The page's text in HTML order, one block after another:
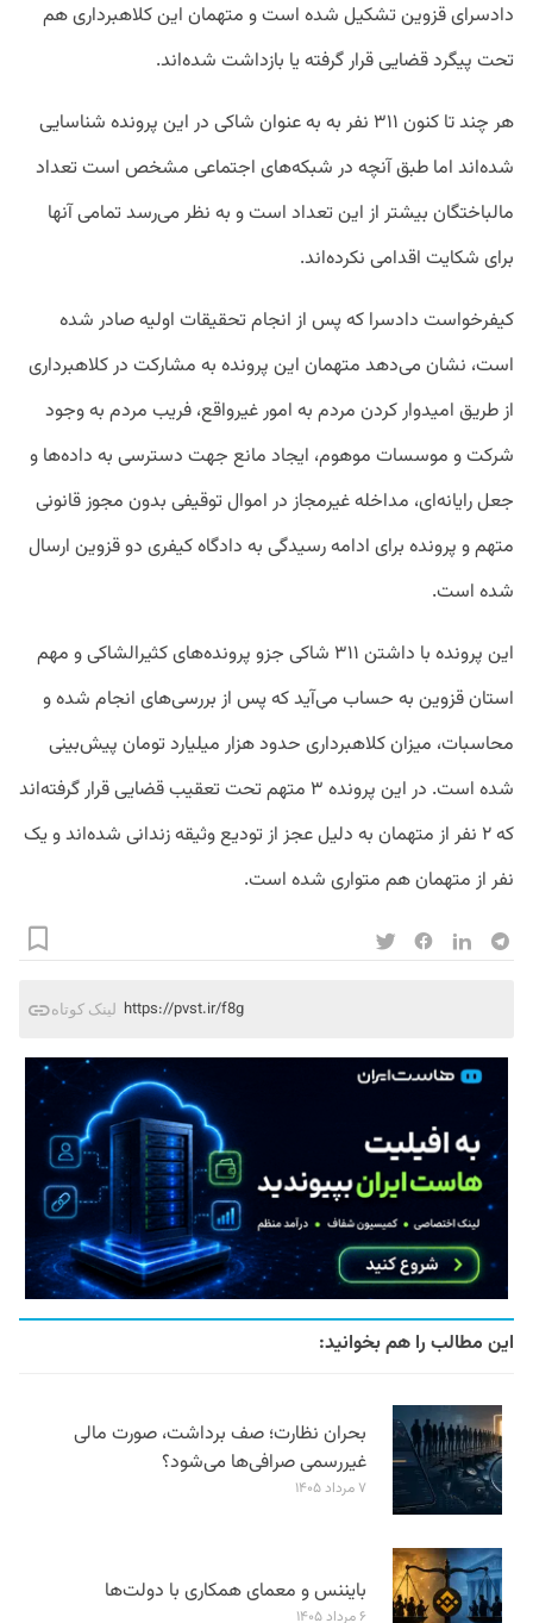
دادسرای قزوین تشکیل شده است و متهمان این کلاهبرداری هم
تحت پیگرد قضایی قرار گرفته یا بازداشت شده‌اند.
هر چند تا کنون ۳۱۱ نفر به به عنوان شاکی در این پرونده شناسایی
شده‌اند اما طبق آنچه در شبکه‌های اجتماعی مشخص است تعداد
مالباختگان بیشتر از این تعداد است و به نظر می‌رسد تمامی آنها
برای شکایت اقدامی نکرده‌اند.
کیفرخواست دادسرا که پس از انجام تحقیقات اولیه صادر شده
است، نشان می‌دهد متهمان این پرونده به مشارکت در کلاهبرداری
از طریق امیدوار کردن مردم به امور غیرواقع، فریب مردم به وجود
شرکت و موسسات موهوم، ایجاد مانع جهت دسترسی به داده‌ها و
جعل رایانه‌ای، مداخله غیرمجاز در اموال توقیفی بدون مجوز قانونی
متهم و پرونده برای ادامه رسیدگی به دادگاه کیفری دو قزوین ارسال
شده است.
این پرونده با داشتن ۳۱۱ شاکی جزو پرونده‌های کثیرالشاکی و مهم
استان قزوین به حساب می‌آید که پس از بررسی‌های انجام شده و
محاسبات، میزان کلاهبرداری حدود هزار میلیارد تومان پیش‌بینی
شده است. در این پرونده ۳ متهم تحت تعقیب قضایی قرار گرفته‌اند
که ۲ نفر از متهمان به دلیل عجز از تودیع وثیقه زندانی شده‌اند و یک
نفر از متهمان هم متواری شده است.
لینک کوتاه https://pvst.ir/f8g
این مطالب را هم بخوانید:
بحران نظارت؛ صف برداشت، صورت مالی
غیررسمی صرافی‌ها می‌شود؟
۷ مرداد ۱۴۰۵
بایننس و معمای همکاری با دولت‌ها
۶ مرداد ۱۴۰۵